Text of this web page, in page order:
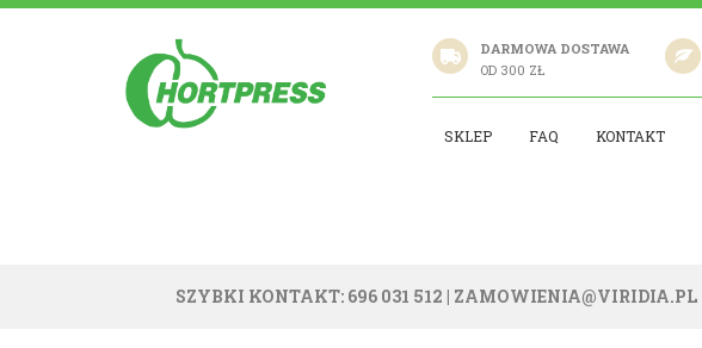
DARMOWA DOSTAWA
OD 300 ZŁ
SKLEP FAQ KONTAKT
SZYBKI KONTAKT: 696 031 512 | ZAMOWIENIA@VIRIDIA.PL